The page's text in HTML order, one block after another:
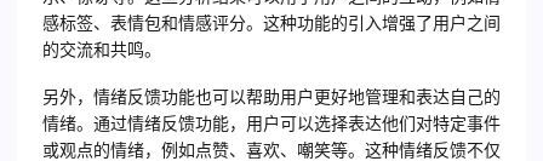
感标签、表情包和情感评分。这种功能的引入增强了用户之间
的交流和共鸣。
另外，情绪反馈功能也可以帮助用户更好地管理和表达自己的
情绪。通过情绪反馈功能，用户可以选择表达他们对特定事件
或观点的情绪，例如点赞、喜欢、嘲笑等。这种情绪反馈不仅